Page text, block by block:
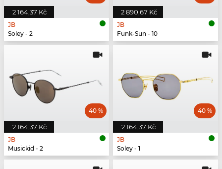
2 164,37 Kč
JB
Soley - 2
2 890,67 Kč
JB
Funk-Sun - 10
2 164,37 Kč
40 %
JB
Musickid - 2
2 164,37 Kč
40 %
JB
Soley - 1